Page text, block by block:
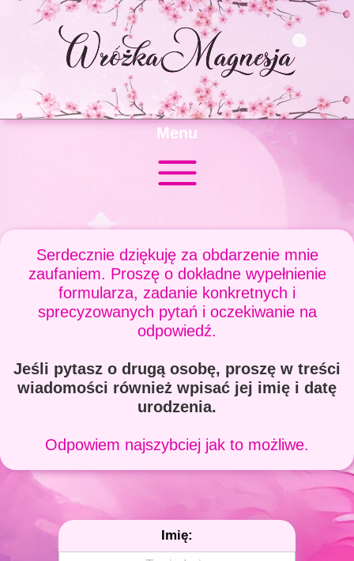
Serdecznie dziękuję za obdarzenie mnie
zaufaniem. Proszę o dokładne wypełnienie
formularza, zadanie konkretnych i
sprecyzowanych pytań i oczekiwanie na
odpowiedź.
Jeśli pytasz o drugą osobę, proszę w treści
wiadomości również wpisać jej imię i datę
urodzenia.
Odpowiem najszybciej jak to możliwe.
Menu
Imię: